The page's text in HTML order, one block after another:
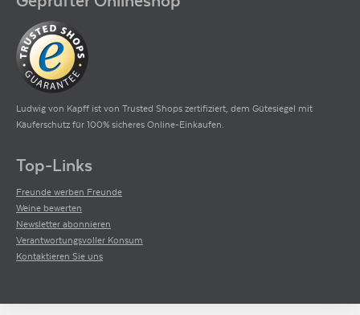
Ludwig von Kapff ist von Trusted Shops zertifiziert, dem Gütesiegel mit
Käuferschutz für 100% sicheres Online-Einkaufen.
Top-Links
Freunde werben Freunde
Weine bewerten
Newsletter abonnieren
Verantwortungsvoller Konsum
Kontaktieren Sie uns